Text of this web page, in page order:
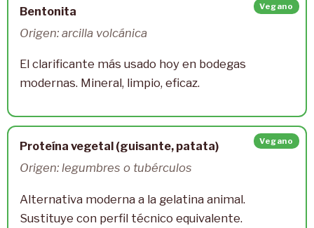
Vegano
Bentonita
Origen: arcilla volcánica
El clarificante más usado hoy en bodegas
modernas. Mineral, limpio, eficaz.
Vegano
Proteína vegetal (guisante, patata)
Origen: legumbres o tubérculos
Alternativa moderna a la gelatina animal.
Sustituye con perfil técnico equivalente.